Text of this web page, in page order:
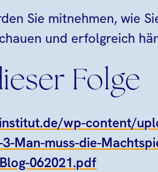
Sie mitnehmen, wie
und erfolgreich
Folge
wp-content/
Man-muss-die-
062021.pdf